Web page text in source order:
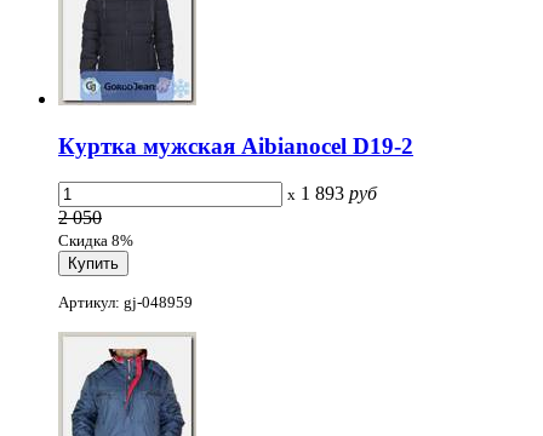
Куртка мужская Aibianocel D19-2
x 1 893 руб
2 050
Скидка 8%
Артикул: gj-048959